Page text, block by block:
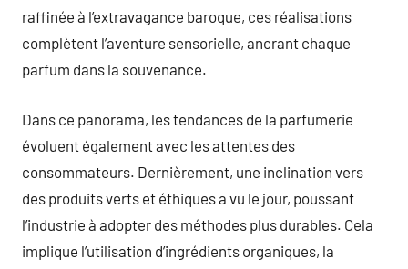
raffinée à l’extravagance baroque, ces réalisations
complètent l’aventure sensorielle, ancrant chaque
parfum dans la souvenance.
Dans ce panorama, les tendances de la parfumerie
évoluent également avec les attentes des
consommateurs. Dernièrement, une inclination vers
des produits verts et éthiques a vu le jour, poussant
l’industrie à adopter des méthodes plus durables. Cela
implique l’utilisation d’ingrédients organiques, la